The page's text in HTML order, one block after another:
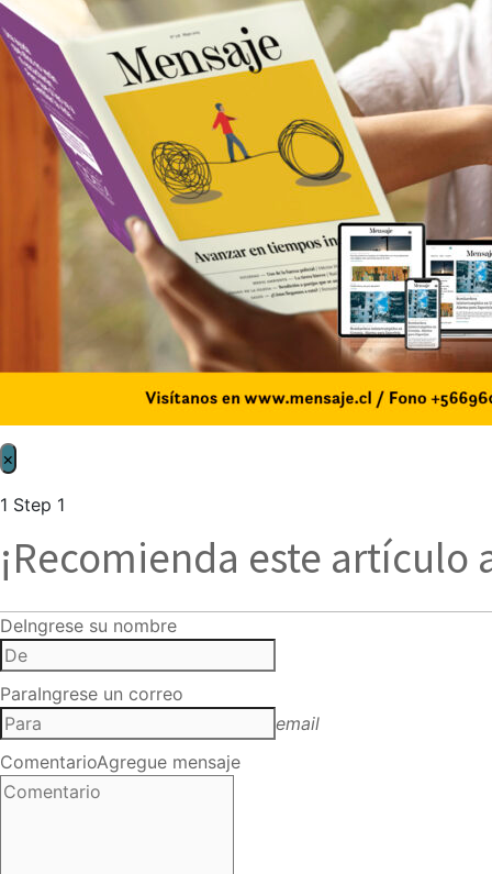
×
1 Step 1
¡Recomienda este artículo
DeIngrese su nombre
ParaIngrese un correo
email
ComentarioAgregue mensaje